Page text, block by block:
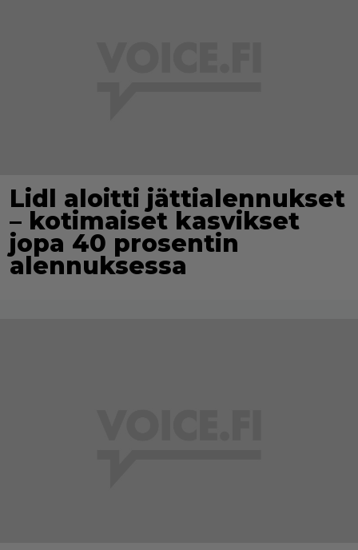
Lidl aloitti jättialennukset
– kotimaiset kasvikset
jopa 40 prosentin
alennuksessa